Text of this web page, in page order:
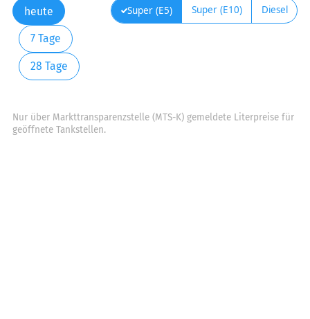
heute
7 Tage
28 Tage
Super (E5) Super (E10) Diesel
Nur über Markttransparenzstelle (MTS-K) gemeldete Literpreise für
geöffnete Tankstellen.